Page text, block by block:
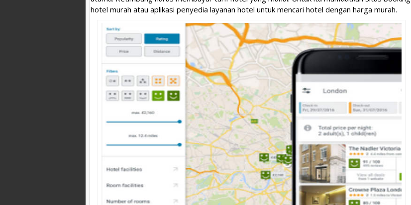
hotel murah atau aplikasi penyedia layanan hotel untuk mencari hotel dengan harga murah.